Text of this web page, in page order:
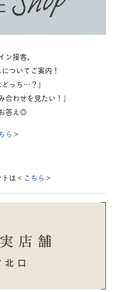
接客。
ついてご案内！
っち…？」
合わせを見たい！」
答え◎
ら ＞
は＜ こちら ＞